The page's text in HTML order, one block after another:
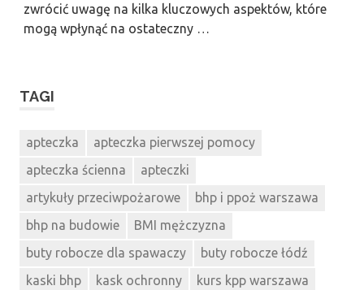
zwrócić uwagę na kilka kluczowych aspektów, które
mogą wpłynąć na ostateczny …
TAGI
apteczka
apteczka pierwszej pomocy
apteczka ścienna
apteczki
artykuły przeciwpożarowe
bhp i ppoż warszawa
bhp na budowie
BMI mężczyzna
buty robocze dla spawaczy
buty robocze łódź
kaski bhp
kask ochronny
kurs kpp warszawa